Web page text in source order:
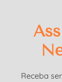
Receba